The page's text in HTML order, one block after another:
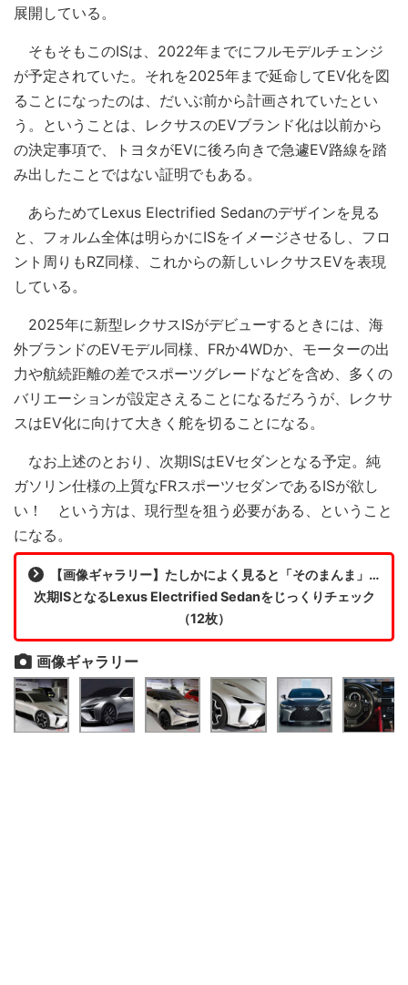
展開している。
そもそもこのISは、2022年までにフルモデルチェンジ
が予定されていた。それを2025年まで延命してEV化を図
ることになったのは、だいぶ前から計画されていたとい
う。ということは、レクサスのEVブランド化は以前から
の決定事項で、トヨタがEVに後ろ向きで急遽EV路線を踏
み出したことではない証明でもある。
あらためてLexus Electrified Sedanのデザインを見る
と、フォルム全体は明らかにISをイメージさせるし、フロ
ント周りもRZ同様、これからの新しいレクサスEVを表現
している。
2025年に新型レクサスISがデビューするときには、海
外ブランドのEVモデル同様、FRか4WDか、モーターの出
力や航続距離の差でスポーツグレードなどを含め、多くの
バリエーションが設定さえることになるだろうが、レクサ
スはEV化に向けて大きく舵を切ることになる。
なお上述のとおり、次期ISはEVセダンとなる予定。純
ガソリン仕様の上質なFRスポーツセダンであるISが欲し
い！ という方は、現行型を狙う必要がある、ということ
になる。
【画像ギャラリー】たしかによく見ると「そのまんま」…
次期ISとなるLexus Electrified Sedanをじっくりチェック
（12枚）
画像ギャラリー